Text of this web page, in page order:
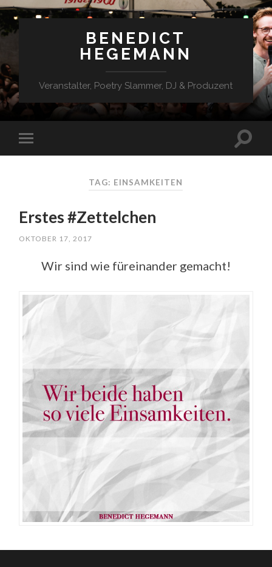
BENEDICT
HEGEMANN
Veranstalter, Poetry Slammer, DJ & Produzent
TAG: EINSAMKEITEN
Erstes #Zettelchen
OKTOBER 17, 2017
Wir sind wie füreinander gemacht!